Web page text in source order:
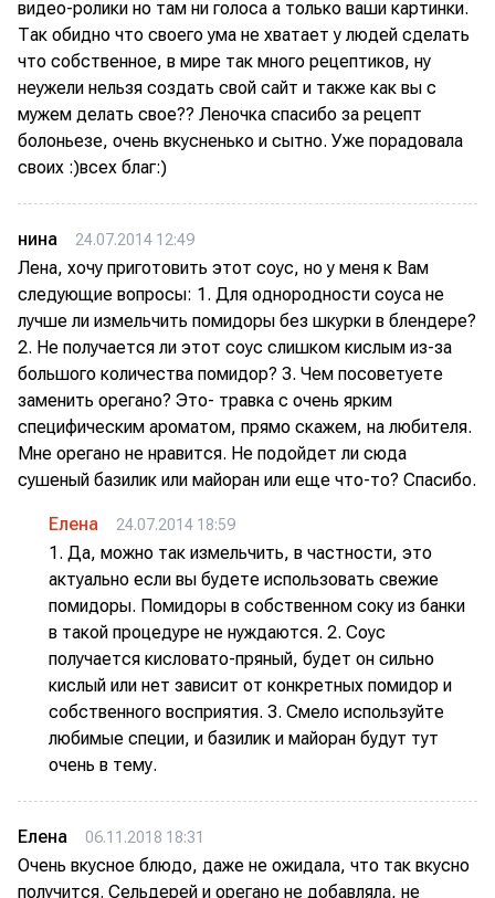
видео-ролики но там ни голоса а только ваши картинки.
Так обидно что своего ума не хватает у людей сделать
что собственное, в мире так много рецептиков, ну
неужели нельзя создать свой сайт и также как вы с
мужем делать свое?? Леночка спасибо за рецепт
болоньезе, очень вкусненько и сытно. Уже порадовала
своих :)всех благ:)
нина 24.07.2014 12:49
Лена, хочу приготовить этот соус, но у меня к Вам
следующие вопросы: 1. Для однородности соуса не
лучше ли измельчить помидоры без шкурки в блендере?
2. Не получается ли этот соус слишком кислым из-за
большого количества помидор? 3. Чем посоветуете
заменить орегано? Это- травка с очень ярким
специфическим ароматом, прямо скажем, на любителя.
Мне орегано не нравится. Не подойдет ли сюда
сушеный базилик или майоран или еще что-то? Спасибо.
Елена 24.07.2014 18:59
1. Да, можно так измельчить, в частности, это
актуально если вы будете использовать свежие
помидоры. Помидоры в собственном соку из банки
в такой процедуре не нуждаются. 2. Соус
получается кисловато-пряный, будет он сильно
кислый или нет зависит от конкретных помидор и
собственного восприятия. 3. Смело используйте
любимые специи, и базилик и майоран будут тут
очень в тему.
Елена 06.11.2018 18:31
Очень вкусное блюдо, даже не ожидала, что так вкусно
получится. Сельдерей и орегано не добавляла, не